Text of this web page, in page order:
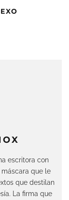
escritora con
que le
que destilan
La firma que